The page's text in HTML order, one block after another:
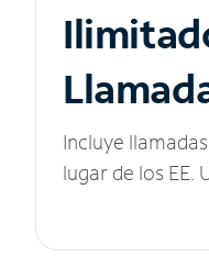
Incluye
lugar de los EE.